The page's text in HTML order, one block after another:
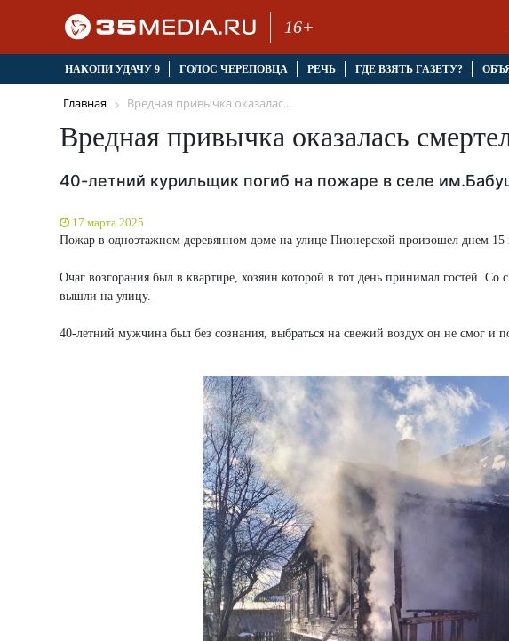
16+
НАКОПИ УДАЧУ 9 ГОЛОС ЧЕРЕПОВЦА РЕЧЬ ГДЕ ВЗЯТЬ ГАЗЕТУ?
Главная Вредная привычка оказалас...
Вредная привычка оказалась
40-летний курильщик погиб на пожаре в селе
17 марта 2025
Пожар в одноэтажном деревянном доме на улице Пионерской произошел днем 15
Очаг возгорания был в квартире, хозяин которой в тот день принимал гостей. Со
вышли на улицу.
40-летний мужчина был без сознания, выбраться на свежий воздух он не смог и